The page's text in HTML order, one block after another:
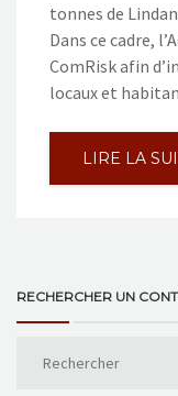
tonnes de
Dans ce cadre,
ComRisk afin
locaux et
LIRE LA
RECHERCHER UN